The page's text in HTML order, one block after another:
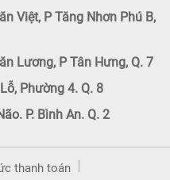
Việt, P Tăng Nhơn Phú B,
Lương, P Tân Hưng, Q. 7
Phường 4. Q. 8
P. Bình An. Q. 2
thanh toán